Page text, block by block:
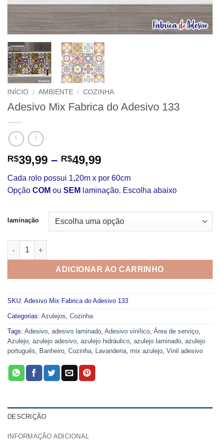
INÍCIO / AMBIENTE / COZINHA
Adesivo Mix Fabrica do Adesivo 133
R$39,99 – R$49,99Faixa
preço:
R$39,99
R$49,99
Cada rolo possui 1,20m x por 60cm
Opção COM ou SEM laminação. Escolha abaixo
laminação
Adesivo Mix Fabrica do Adesivo 133 quantidade
ADICIONAR AO CARRINHO
SKU: Adesivo Mix Fabrica do Adesivo 133
Categorias: Azulejos, Cozinha
Tags: Adesivo, adesivo laminado, Adesivo vinílico, Área de serviço,
Azulejo, azulejo adesivo, azulejo hidráulico, azulejo laminado, azulejo
português, Banheiro, Cozinha, Lavanderia, mix azulejo, Vinil adesivo
DESCRIÇÃO
INFORMAÇÃO ADICIONAL